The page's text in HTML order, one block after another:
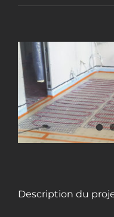
View
Larger
Image
Description du